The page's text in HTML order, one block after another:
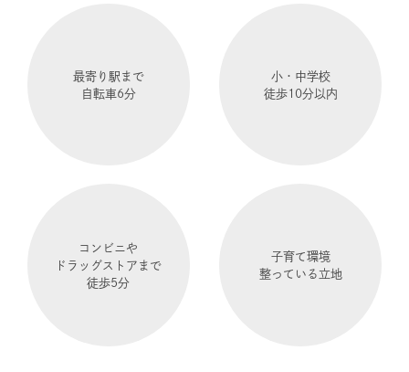
施工事例
最寄り駅まで
自転車6分
小・中学校
徒歩10分以内
コンビニや
ドラッグストアまで
徒歩5分
子育て環境
整っている立地